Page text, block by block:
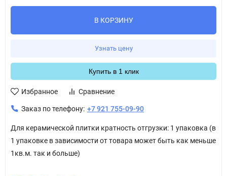
В КОРЗИНУ
Узнать цену
Купить в 1 клик
Избранное Сравнение
Заказ по телефону: +7 921 755-09-90
Для керамической плитки кратность отгрузки: 1 упаковка (в
1 упаковке в зависимости от товара может быть как меньше
1кв.м. так и больше)